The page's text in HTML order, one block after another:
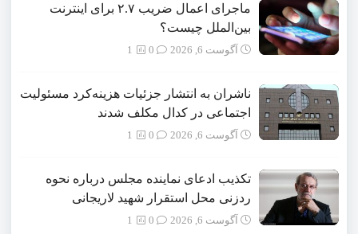
محوطه‌های باستان‌شناسی ۲۰۲۶
ماجرای اعمال ضریب ۲.۷ برای اینترنت
بین‌الملل چیست؟
آگوست 6, 2026 1
ناشران به انتشار جزئیات هزینه‌کرد مسئولیت
اجتماعی در کدال مکلف شدند
آگوست 6, 2026 1
تکذیب ادعای نماینده مجلس درباره نحوه
ردزنی محل استقرار شهید لاریجانی
آگوست 6, 2026 1